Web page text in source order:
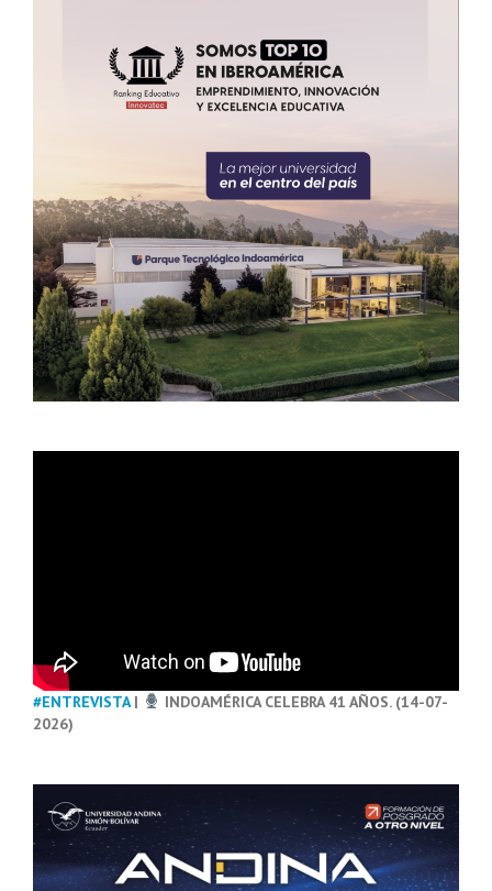
#ENTREVISTA|
INDOAMÉRICA CELEBRA 41 AÑOS. (14-07-
2026)